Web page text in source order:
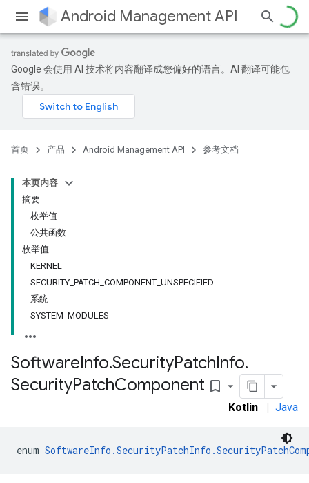
Android Management API
Google 会使用 AI 技术将内容翻译成您偏好的语言。AI 翻译可能包
含错误。
首页 产品 Android Management API 参考文档
本页内容
摘要
枚举值
公共函数
枚举值
KERNEL
SECURITY_PATCH_COMPONENT_UNSPECIFIED
系统
SYSTEM_MODULES
SoftwareInfo.SecurityPatchInfo.
SecurityPatchComponent bookmark_border
Kotlin | Java
enum